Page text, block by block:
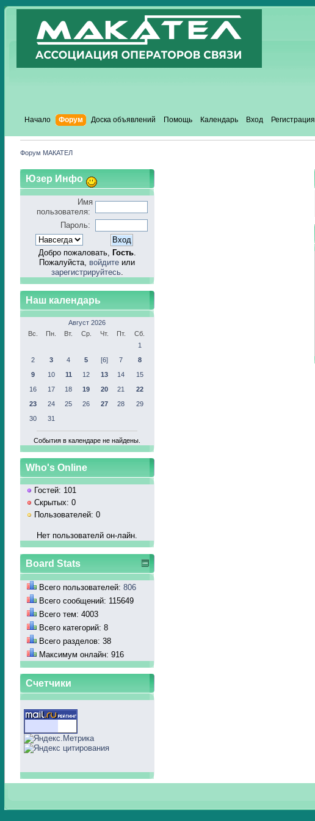
Начало Форум Доска объявлений Помощь Календарь Вход Регистрация
Форум МАКАТЕЛ
Юзер Инфо
Имя
пользователя:
Пароль:
Добро пожаловать, Гость.
Пожалуйста, войдите или
зарегистрируйтесь.
Наш календарь
Август 2026
Вс.
Пн. Вт. Ср. Чт. Пт.
Сб.
1
2
3 4 5 [6] 7
8
9
10 11 12 13 14
15
16
17 18 19 20 21
22
23
24 25 26 27 28
29
30
31
События в календаре не найдены.
Who's Online
Гостей: 101
Скрытых: 0
Пользователей: 0
Нет пользователй он-лайн.
Board Stats
Всего пользователей:806
Всего сообщений: 115649
Всего тем: 4003
Всего категорий: 8
Всего разделов: 38
Максимум онлайн: 916
Счетчики